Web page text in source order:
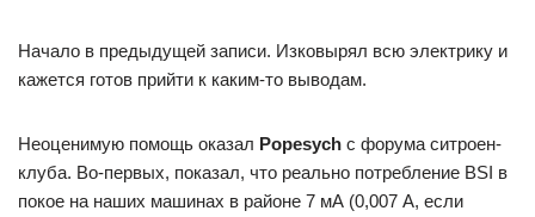
Начало в предыдущей записи. Изковырял всю электрику и
кажется готов прийти к каким-то выводам.
Неоценимую помощь оказал Popesych с форума ситроен-
клуба. Во-первых, показал, что реально потребление BSI в
покое на наших машинах в районе 7 мА (0,007 А, если